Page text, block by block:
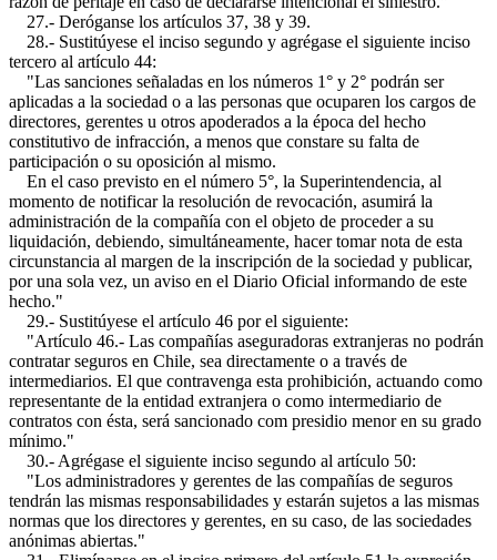
27.- Deróganse los artículos 37, 38 y 39.
28.- Sustitúyese el inciso segundo y agrégase el siguiente inciso
tercero al artículo 44:
"Las sanciones señaladas en los números 1° y 2° podrán ser
aplicadas a la sociedad o a las personas que ocuparen los cargos de
directores, gerentes u otros apoderados a la época del hecho
constitutivo de infracción, a menos que constare su falta de
participación o su oposición al mismo.
En el caso previsto en el número 5°, la Superintendencia, al
momento de notificar la resolución de revocación, asumirá la
administración de la compañía con el objeto de proceder a su
liquidación, debiendo, simultáneamente, hacer tomar nota de esta
circunstancia al margen de la inscripción de la sociedad y publicar,
por una sola vez, un aviso en el Diario Oficial informando de este
hecho."
29.- Sustitúyese el artículo 46 por el siguiente:
"Artículo 46.- Las compañías aseguradoras extranjeras no podrán
contratar seguros en Chile, sea directamente o a través de
intermediarios. El que contravenga esta prohibición, actuando como
representante de la entidad extranjera o como intermediario de
contratos con ésta, será sancionado com presidio menor en su grado
mínimo."
30.- Agrégase el siguiente inciso segundo al artículo 50:
"Los administradores y gerentes de las compañías de seguros
tendrán las mismas responsabilidades y estarán sujetos a las mismas
normas que los directores y gerentes, en su caso, de las sociedades
anónimas abiertas."